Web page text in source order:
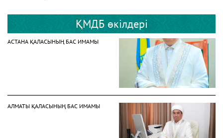
ҚМДБ өкілдері
АСТАНА ҚАЛАСЫНЫҢ БАС ИМАМЫ
АЛМАТЫ ҚАЛАСЫНЫҢ БАС ИМАМЫ